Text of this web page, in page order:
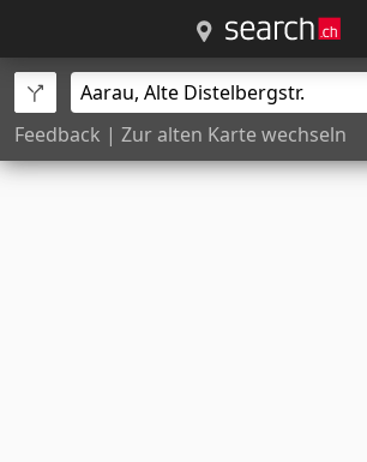
Feedback | Zur alten Karte wechseln